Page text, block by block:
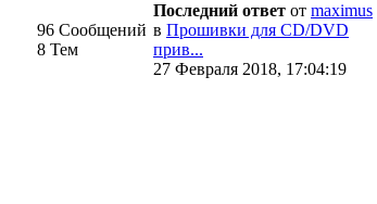
96 Сообщений
8 Тем
Последний ответ от maximus
в Прошивки для CD/DVD
прив...
27 Февраля 2018, 17:04:19